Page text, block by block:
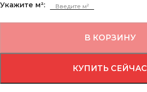
Укажите м²:
В КОРЗИНУ
КУПИТЬ СЕЙЧАС